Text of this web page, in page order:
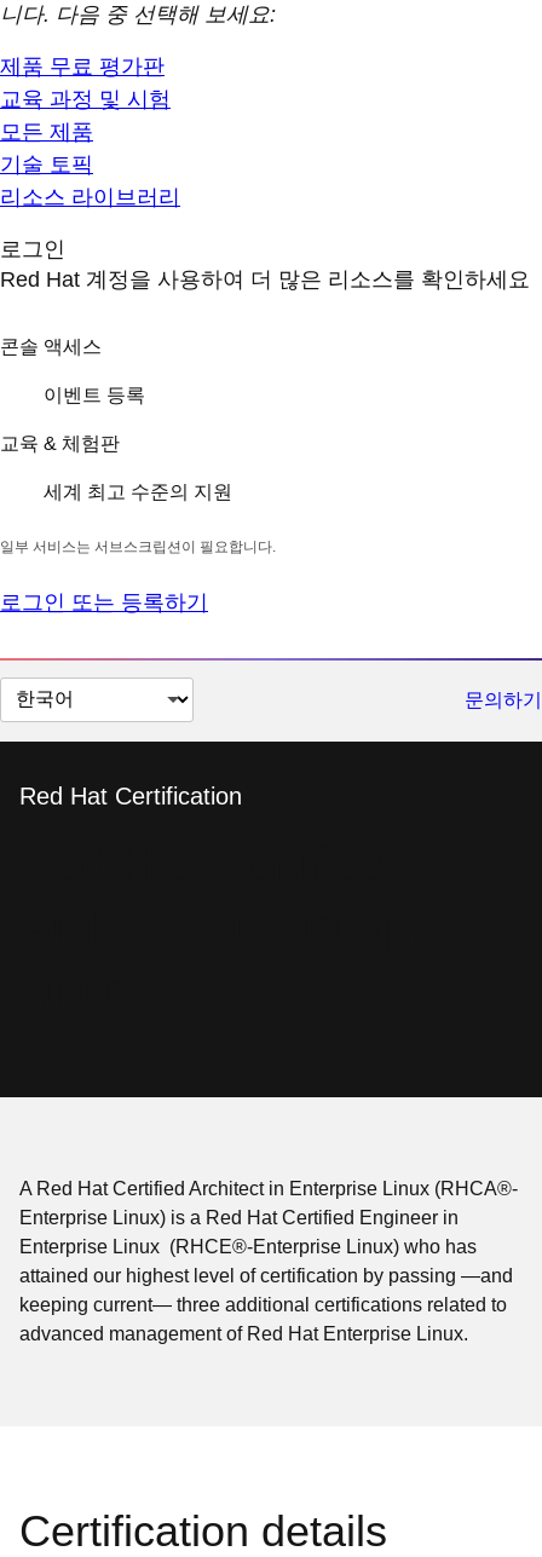
니다. 다음 중 선택해 보세요:
제품 무료 평가판
교육 과정 및 시험
모든 제품
기술 토픽
리소스 라이브러리
로그인
Red Hat 계정을 사용하여 더 많은 리소스를 확인하세요
콘솔 액세스
이벤트 등록
교육 & 체험판
세계 최고 수준의 지원
일부 서비스는 서브스크립션이 필요합니다.
로그인 또는 등록하기
페
이
언
문의하기
Red Hat Certification
A Red Hat Certified Architect in Enterprise Linux (RHCA®-
Enterprise Linux) is a Red Hat Certified Engineer in
Enterprise Linux (RHCE®-Enterprise Linux) who has
attained our highest level of certification by passing —and
keeping current— three additional certifications related to
advanced management of Red Hat Enterprise Linux.
Certification details